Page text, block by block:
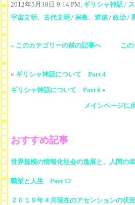
2012年5月18日 9:14 PM, ギリシャ神話 /
宇宙文明、古代文明 / 宗教、道徳/ 政治/
« このカテゴリーの前の記事へ こ
« ギリシャ神話について Part 4
ギリシャ神話について Part 6 »
メインページに
おすすめ記事
世界規模の情報化社会の進展と、人間の
職業と人生 Part 12
２０１９年４月現在のアセンションの状